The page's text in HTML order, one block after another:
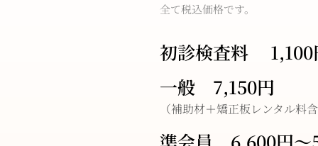
全て税込価格です。
初診検査料 1,100
一般 7,150円
（補助材＋矯正板レンタル料含
準会員 6,600円〜